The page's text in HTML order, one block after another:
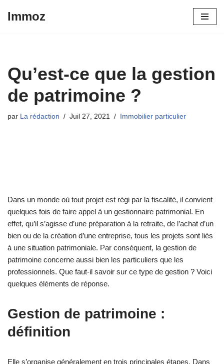
Immoz
Qu’est-ce que la gestion
de patrimoine ?
par La rédaction Juil 27, 2021 Immobilier particulier
Dans un monde où tout projet est régi par la fiscalité, il convient
quelques fois de faire appel à un gestionnaire patrimonial. En
effet, qu’il s’agisse d’une préparation à la retraite, de l’achat d’un
bien ou de la création d’une entreprise, tous les projets sont liés
à une situation patrimoniale. Par conséquent, la gestion de
patrimoine concerne aussi bien les particuliers que les
professionnels. Que faut-il savoir sur ce type de gestion ? Voici
quelques éléments de réponse.
Gestion de patrimoine :
définition
Elle s’organise généralement en trois principales étapes. Dans